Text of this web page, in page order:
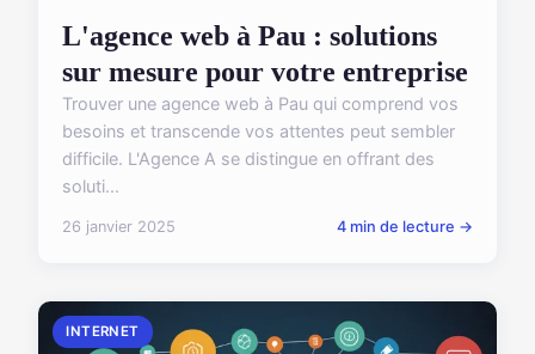
L'agence web à Pau : solutions
sur mesure pour votre entreprise
Trouver une agence web à Pau qui comprend vos
besoins et transcende vos attentes peut sembler
difficile. L'Agence A se distingue en offrant des
soluti...
26 janvier 2025 4 min de lecture →
INTERNET